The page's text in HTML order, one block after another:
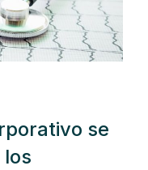
se